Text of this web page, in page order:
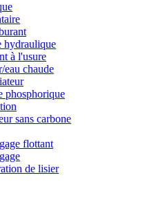
hydraulique
à l'usure
eau chaude
phosphorique
sans carbone
flottant
de lisier